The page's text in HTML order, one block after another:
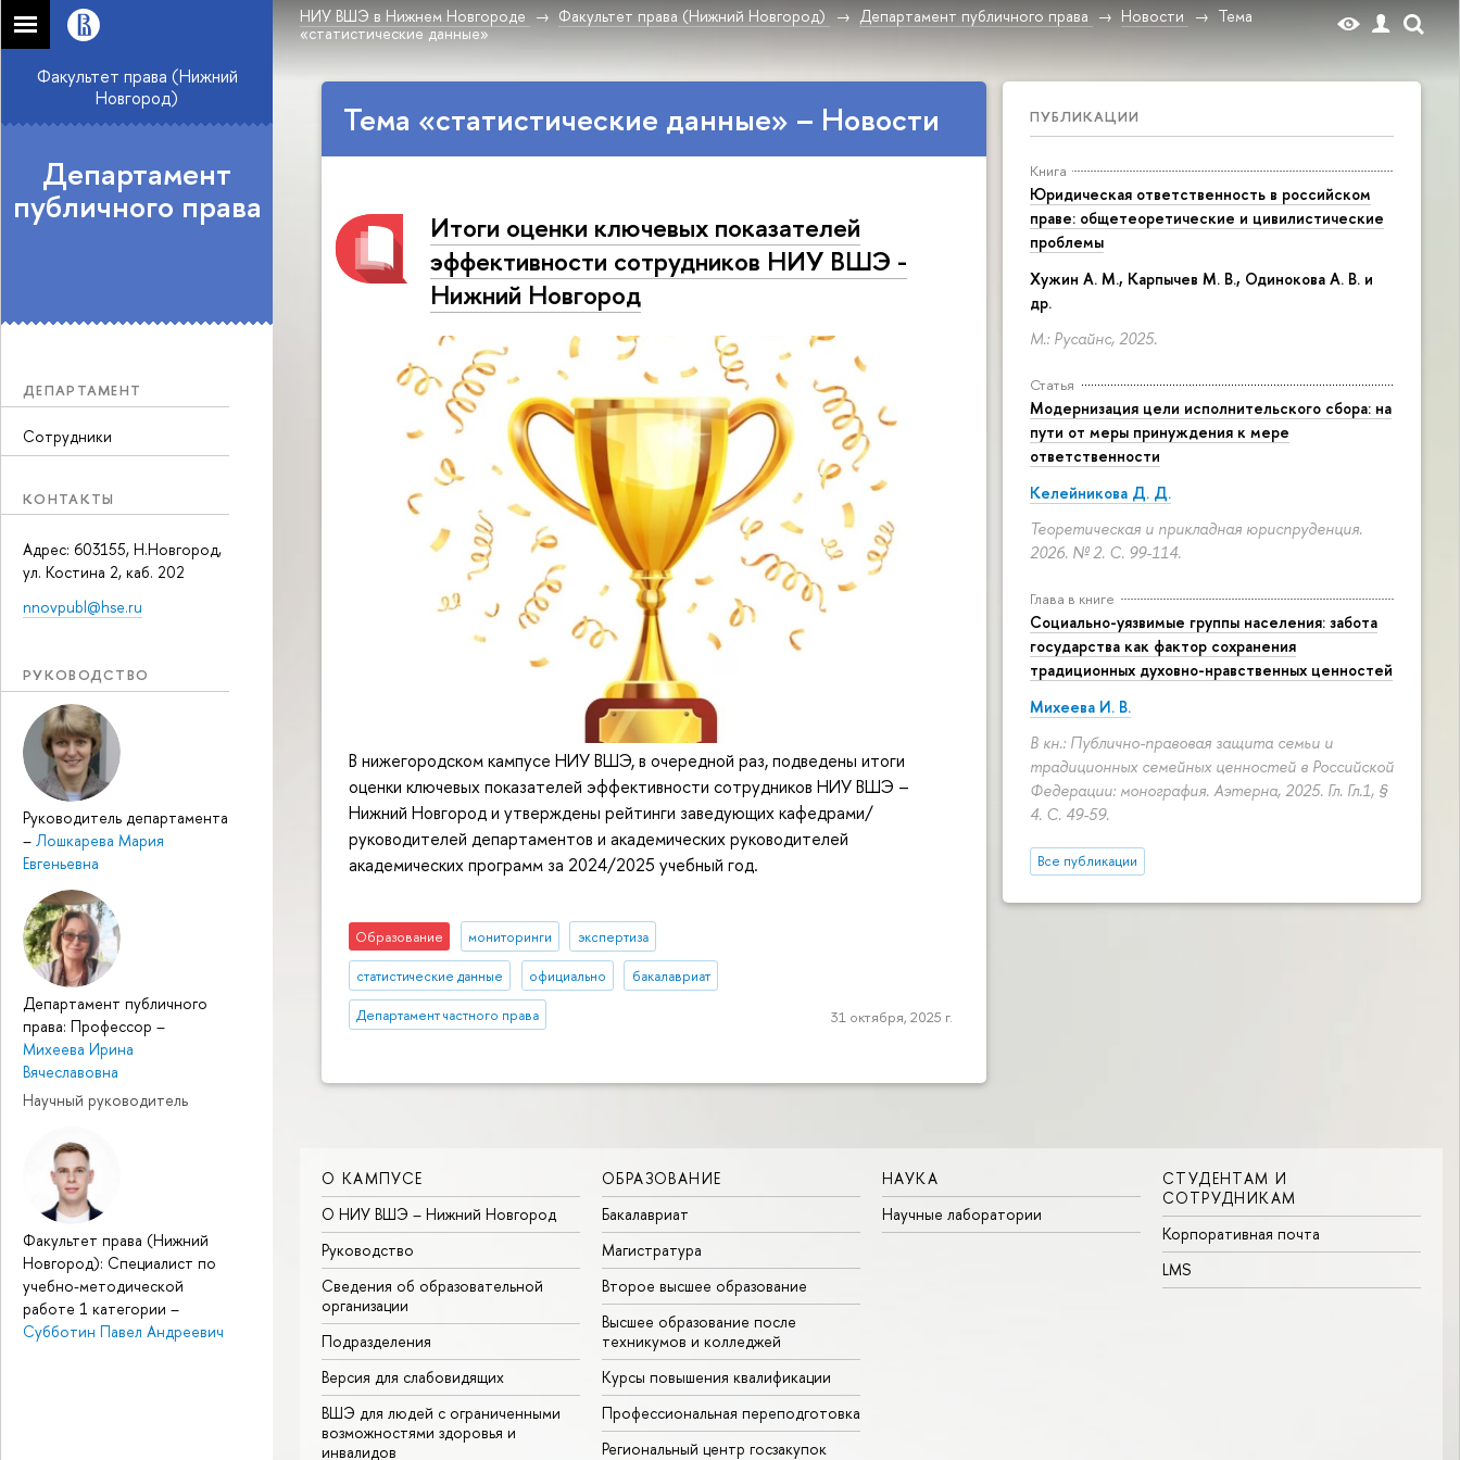
НИУ ВШЭ в Нижнем Новгороде Факультет права (Нижний Новгород) Департамент публичного права Новости
Тема
«статистические данные»
Факультет права (Нижний
Новгород)
Департамент
публичного права
ДЕПАРТАМЕНТ
Сотрудники
КОНТАКТЫ
Адрес: 603155, Н.Новгород,
ул. Костина 2, каб. 202
nnovpubl@hse.ru
РУКОВОДСТВО
Руководитель департамента
– Лошкарева Мария
Евгеньевна
Департамент публичного
права: Профессор –
Михеева Ирина
Вячеславовна
Научный руководитель
Факультет права (Нижний
Новгород): Специалист по
учебно-методической
работе 1 категории –
Субботин Павел Андреевич
ПУБЛИКАЦИИ
Книга
Юридическая ответственность в российском
праве: общетеоретические и цивилистические
проблемы
Хужин А. М., Карпычев М. В., Одинокова А. В. и
др.
М.: Русайнс, 2025.
Статья
Модернизация цели исполнительского сбора: на
пути от меры принуждения к мере
ответственности
Келейникова Д. Д.
Теоретическая и прикладная юриспруденция.
2026. № 2. С. 99-114.
Глава в книге
Социально-уязвимые группы населения: забота
государства как фактор сохранения
традиционных духовно-нравственных ценностей
Михеева И. В.
В кн.: Публично-правовая защита семьи и
традиционных семейных ценностей в Российской
Федерации: монография. Аэтерна, 2025. Гл. Гл.1, §
4. С. 49-59.
Все публикации
Тема «статистические данные» – Новости
Итоги оценки ключевых показателей
эффективности сотрудников НИУ ВШЭ -
Нижний Новгород
В нижегородском кампусе НИУ ВШЭ, в очередной раз, подведены итоги
оценки ключевых показателей эффективности сотрудников НИУ ВШЭ –
Нижний Новгород и утверждены рейтинги заведующих кафедрами/
руководителей департаментов и академических руководителей
академических программ за 2024/2025 учебный год.
Образование мониторинги экспертиза
статистические данные официально бакалавриат
Департамент частного права 31 октября, 2025 г.
О КАМПУСЕ
О НИУ ВШЭ – Нижний Новгород
Руководство
Сведения об образовательной
организации
Подразделения
Версия для слабовидящих
ВШЭ для людей с ограниченными
возможностями здоровья и
инвалидов
ОБРАЗОВАНИЕ
Бакалавриат
Магистратура
Второе высшее образование
Высшее образование после
техникумов и колледжей
Курсы повышения квалификации
Профессиональная переподготовка
Региональный центр госзакупок
НАУКА
Научные лаборатории
СТУДЕНТАМ И
СОТРУДНИКАМ
Корпоративная почта
LMS